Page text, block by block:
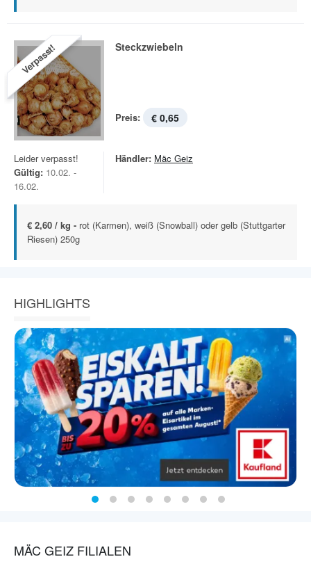
Verpasst! Steckzwiebeln
Preis: € 0,65
Leider verpasst!
Gültig: 10.02. -
16.02.
Händler: Mäc Geiz
€ 2,60 / kg - rot (Karmen), weiß (Snowball) oder gelb (Stuttgarter
Riesen) 250g
HIGHLIGHTS
MÄC GEIZ FILIALEN